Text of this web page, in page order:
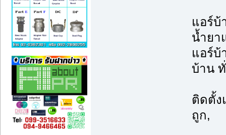
แอร์บ้
น้ำยา
แอร์บ้
บ้าน
ติดตั้ง
ถูก,